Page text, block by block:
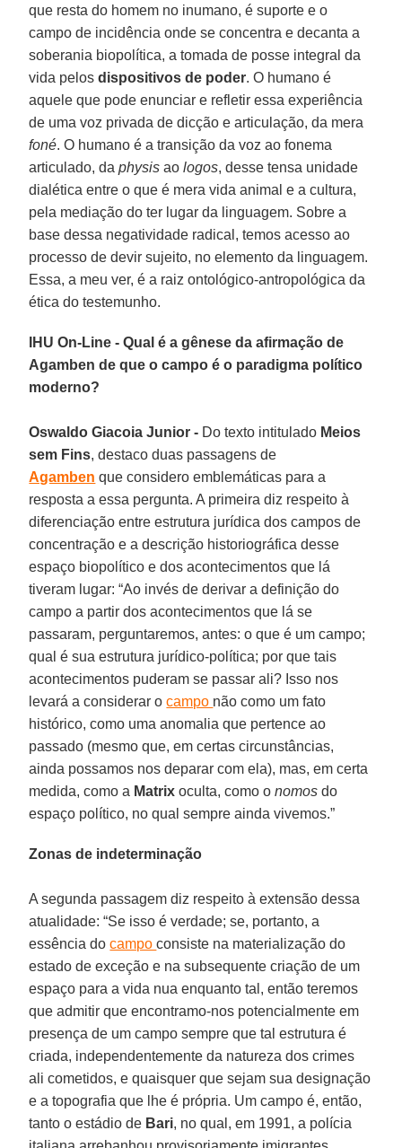
que resta do homem no inumano, é suporte e o
campo de incidência onde se concentra e decanta a
soberania biopolítica, a tomada de posse integral da
vida pelosdispositivos de poder. O humano é
aquele que pode enunciar e refletir essa experiência
de uma voz privada de dicção e articulação, da mera
foné. O humano é a transição da voz ao fonema
articulado, daphysis aologos, desse tensa unidade
dialética entre o que é mera vida animal e a cultura,
pela mediação do ter lugar da linguagem. Sobre a
base dessa negatividade radical, temos acesso ao
processo de devir sujeito, no elemento da linguagem.
Essa, a meu ver, é a raiz ontológico-antropológica da
ética do testemunho.
IHU On-Line - Qual é a gênese da afirmação de
Agamben de que o campo é o paradigma político
moderno?
Oswaldo Giacoia Junior - Do texto intitulado Meios
sem Fins, destaco duas passagens de
Agamben que considero emblemáticas para a
resposta a essa pergunta. A primeira diz respeito à
diferenciação entre estrutura jurídica dos campos de
concentração e a descrição historiográfica desse
espaço biopolítico e dos acontecimentos que lá
tiveram lugar: “Ao invés de derivar a definição do
campo a partir dos acontecimentos que lá se
passaram, perguntaremos, antes: o que é um campo;
qual é sua estrutura jurídico-política; por que tais
acontecimentos puderam se passar ali? Isso nos
levará a considerar ocampo não como um fato
histórico, como uma anomalia que pertence ao
passado (mesmo que, em certas circunstâncias,
ainda possamos nos deparar com ela), mas, em certa
medida, como a Matrix oculta, como onomos do
espaço político, no qual sempre ainda vivemos.”
Zonas de indeterminação
A segunda passagem diz respeito à extensão dessa
atualidade: “Se isso é verdade; se, portanto, a
essência docampoconsiste na materialização do
estado de exceção e na subsequente criação de um
espaço para a vida nua enquanto tal, então teremos
que admitir que encontramo-nos potencialmente em
presença de um campo sempre que tal estrutura é
criada, independentemente da natureza dos crimes
ali cometidos, e quaisquer que sejam sua designação
e a topografia que lhe é própria. Um campo é, então,
tanto o estádio de Bari, no qual, em 1991, a polícia